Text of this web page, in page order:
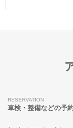
RESERVATION
車検・整備などの予